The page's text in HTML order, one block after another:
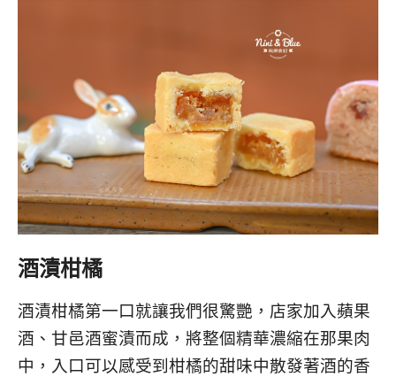
酒漬柑橘
酒漬柑橘第一口就讓我們很驚艷，店家加入蘋果
酒、甘邑酒蜜漬而成，將整個精華濃縮在那果肉
中，入口可以感受到柑橘的甜味中散發著酒的香